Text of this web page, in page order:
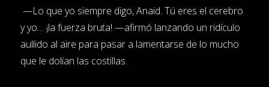
—Lo que yo siempre digo, Anaid. Tú eres el cerebro
y yo… ¡la fuerza bruta! —afirmó lanzando un ridículo
aullido al aire para pasar a lamentarse de lo mucho
que le dolían las costillas.